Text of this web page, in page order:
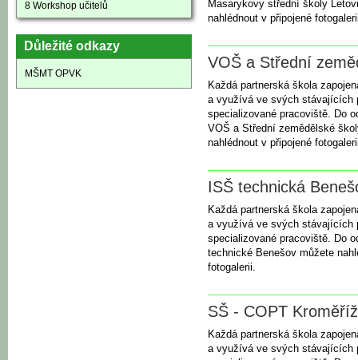
8 Workshop učitelů
Důležité odkazy
MŠMT OPVK
Masarykovy střední školy
nahlédnout v připojené
VOŠ a Střední
Každá partnerská škola
a využívá ve svých stávajících
specializované pracoviště. Do
VOŠ a Střední zemědělské
nahlédnout v připojené
ISŠ technická
Každá partnerská škola
a využívá ve svých stávajících
specializované pracoviště. Do
technické Benešov můžete
fotogalerii.
SŠ - COPT Kroměříž
Každá partnerská škola
a využívá ve svých stávajících